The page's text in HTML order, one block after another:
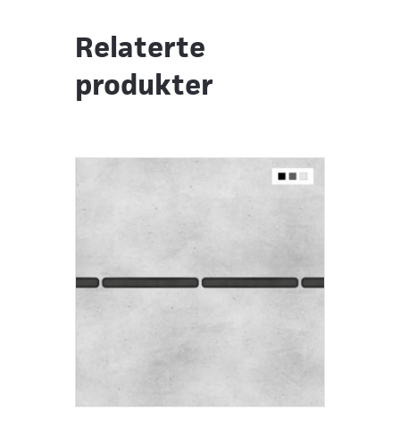
Relaterte
produkter